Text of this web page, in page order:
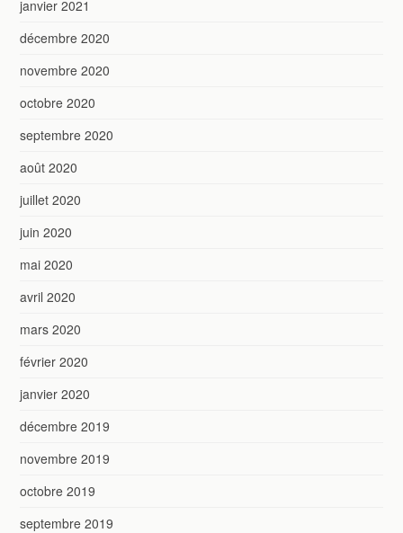
janvier 2021
décembre 2020
novembre 2020
octobre 2020
septembre 2020
août 2020
juillet 2020
juin 2020
mai 2020
avril 2020
mars 2020
février 2020
janvier 2020
décembre 2019
novembre 2019
octobre 2019
septembre 2019